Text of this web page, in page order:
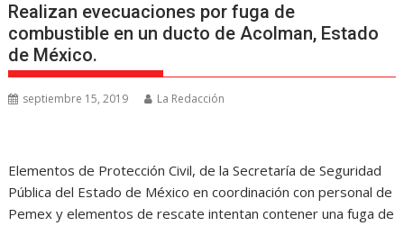
Realizan evecuaciones por fuga de
combustible en un ducto de Acolman, Estado
de México.
septiembre 15, 2019 La Redacción
Elementos de Protección Civil, de la Secretaría de Seguridad
Pública del Estado de México en coordinación con personal de
Pemex y elementos de rescate intentan contener una fuga de